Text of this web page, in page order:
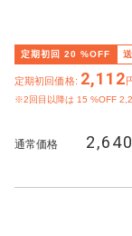
定期初回 20 %OFF
定期初回価格: 2,112
※2回目以降は 15 %OFF
通常価格 2,640